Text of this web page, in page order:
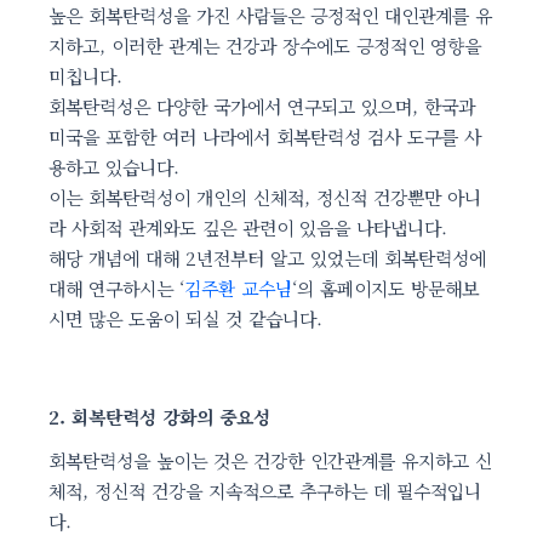
높은 회복탄력성을 가진 사람들은 긍정적인 대인관계를 유
지하고, 이러한 관계는 건강과 장수에도 긍정적인 영향을
미칩니다.
회복탄력성은 다양한 국가에서 연구되고 있으며, 한국과
미국을 포함한 여러 나라에서 회복탄력성 검사 도구를 사
용하고 있습니다.
이는 회복탄력성이 개인의 신체적, 정신적 건강뿐만 아니
라 사회적 관계와도 깊은 관련이 있음을 나타냅니다.
해당 개념에 대해 2년전부터 알고 있었는데 회복탄력성에
대해 연구하시는 ‘김주환 교수님‘의 홈페이지도 방문해보
시면 많은 도움이 되실 것 같습니다.
2. 회복탄력성 강화의 중요성
회복탄력성을 높이는 것은 건강한 인간관계를 유지하고 신
체적, 정신적 건강을 지속적으로 추구하는 데 필수적입니
다.